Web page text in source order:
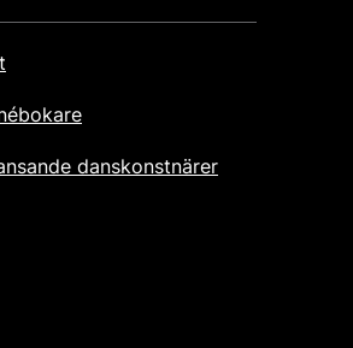
danskonstnärer